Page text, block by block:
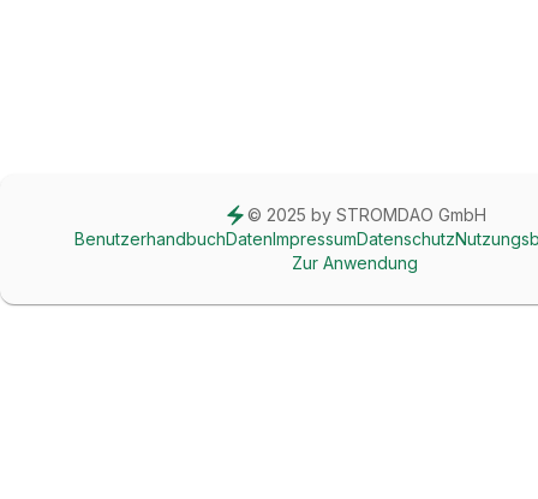
© 2025 by STROMDAO GmbH
BenutzerhandbuchDatenImpressumDatenschutz
Zur Anwendung